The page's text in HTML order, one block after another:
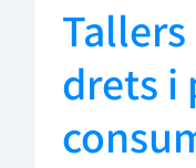
drets i